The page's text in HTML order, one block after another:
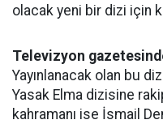
olacak yeni bir dizi için
Televizyon
Yayınlanacak olan bu
Yasak Elma dizisine
kahramanı ise İsmail